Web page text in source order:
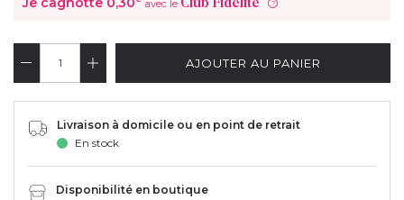
avec le Club Fidélité ?
AJOUTER AU PANIER
Livraison à domicile ou en point de retrait
En stock
Disponibilité en boutique